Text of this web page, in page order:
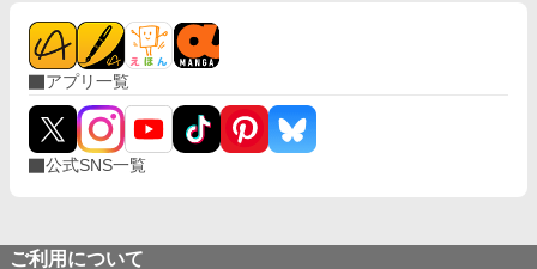
法を試みることを決意する。その思いは、ただ一つ、彼女の笑顔
を再び見ることに他ならなかった。
アプリ一覧
公式SNS一覧
ご利用について